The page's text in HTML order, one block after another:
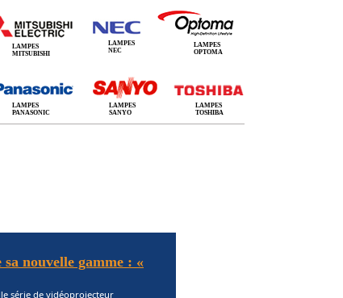
LAMPES
MITSUBISHI
LAMPES
NEC
LAMPES
OPTOMA
LAMPES
PANASONIC
LAMPES
SANYO
LAMPES
TOSHIBA
nouvelle gamme : «
série de vidéoprojecteur